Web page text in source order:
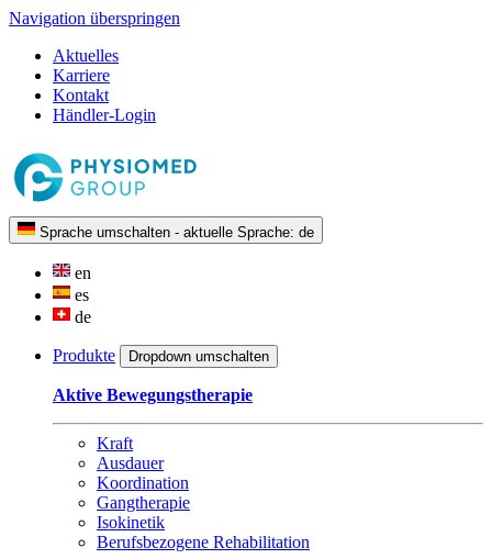
Navigation überspringen
Aktuelles
Karriere
Kontakt
Händler-Login
Sprache umschalten - aktuelle Sprache: de
en
es
de
Produkte Dropdown umschalten
Aktive Bewegungstherapie
Kraft
Ausdauer
Koordination
Gangtherapie
Isokinetik
Berufsbezogene Rehabilitation